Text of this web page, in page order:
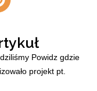
Powidz gdzie
projekt pt.